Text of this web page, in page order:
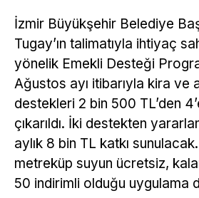
İzmir Büyükşehir Belediye
Tugay’ın talimatıyla ihtiyaç
yönelik Emekli Desteği
Ağustos ayı itibarıyla kira ve
destekleri 2 bin 500 TL’den
çıkarıldı. İki destekten
aylık 8 bin TL katkı
metreküp suyun ücretsiz,
50 indirimli olduğu uygulama